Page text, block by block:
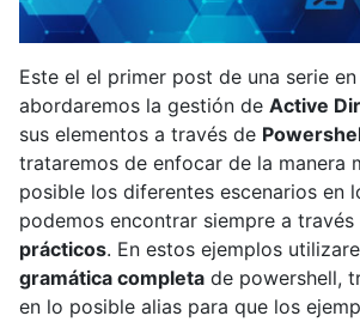
Este el el primer post de una serie
abordaremos la gestión de Active
sus elementos a través de
trataremos de enfocar de la manera
posible los diferentes escenarios en
podemos encontrar siempre a través
prácticos. En estos ejemplos
gramática completa de powershell,
en lo posible alias para que los